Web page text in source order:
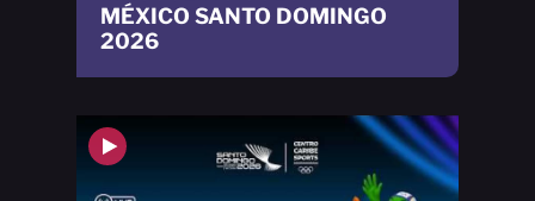
MÉXICO SANTO DOMINGO
2026